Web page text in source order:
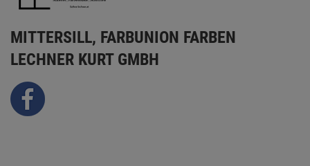
MITTERSILL, FARBUNION FARBEN
LECHNER KURT GMBH